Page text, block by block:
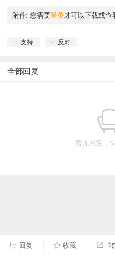
附件: 您需要登录才可以下载或查
支持 反对
全部回复
暂无回复，
回复 收藏